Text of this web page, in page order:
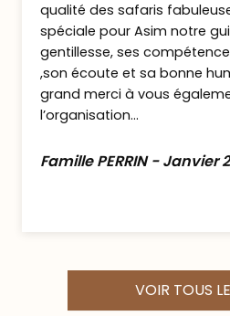
et peut-être des
colliers GPS, suivis
projets de
Un lieu engagé
véritablement
Jour 6 : Safari au
perle du Rift
qualité des safaris
spéciale pour Asim notre
gentillesse, ses
,son écoute et sa bonne
grand merci à vous
l’organisation...
Famille PERRIN - Janvier
VOIR TOUS